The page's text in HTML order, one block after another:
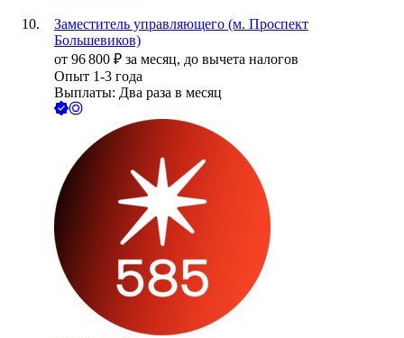
Заместитель управляющего (м. Проспект
Большевиков)
от 96 800 ₽ за месяц, до вычета налогов
Опыт 1-3 года
Выплаты: Два раза в месяц